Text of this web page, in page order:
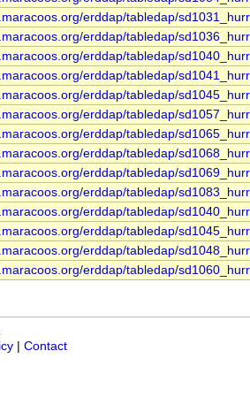
erddap/tabledap/
erddap/tabledap/
erddap/tabledap/
erddap/tabledap/
erddap/tabledap/
erddap/tabledap/
erddap/tabledap/
erddap/tabledap/
erddap/tabledap/
erddap/tabledap/
erddap/tabledap/
erddap/tabledap/
erddap/tabledap/
erddap/tabledap/
| Contact